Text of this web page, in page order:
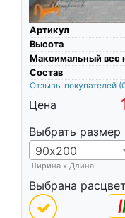
Артикул
Высота
Максимальный вес
Состав
Отзывы покупателей
Цена
Выбрать размер
90х200
Ширина х Длина
Выбрана
|